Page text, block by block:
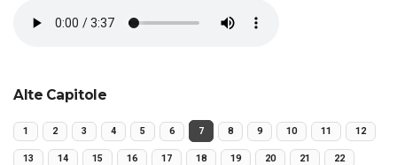
Alte Capitole
1 2 3 4 5 6 7 8 9 10 11 12
13 14 15 16 17 18 19 20 21 22